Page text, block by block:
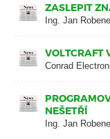
ZASLEPIT
Ing. Jan
VOLTCRAFT
Conrad
NEŠETŘÍ
Ing. Jan